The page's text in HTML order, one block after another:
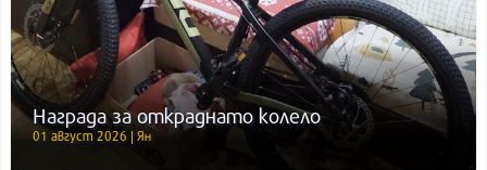
Награда за откраднато колело
01 август 2026 | Ян